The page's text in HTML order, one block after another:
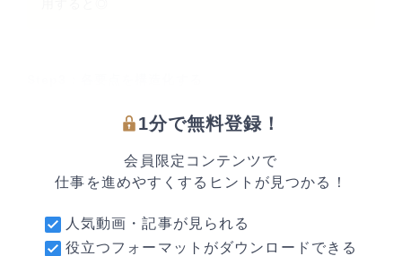
【新ビジネスポリシ＝社員の働きやすさを第一に考
-------------------------------------------------------
---------------
結果 ：ワークライフバランスが充実
1分で無料登録！
会員限定コンテンツで
仕事を進めやすくするヒントが見つかる！
人気動画・記事が見られる
役立つフォーマットがダウンロードできる